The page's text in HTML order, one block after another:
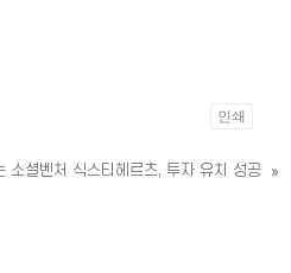
인쇄
소셜벤처 식스티헤르츠, 투자 유치 성공 »